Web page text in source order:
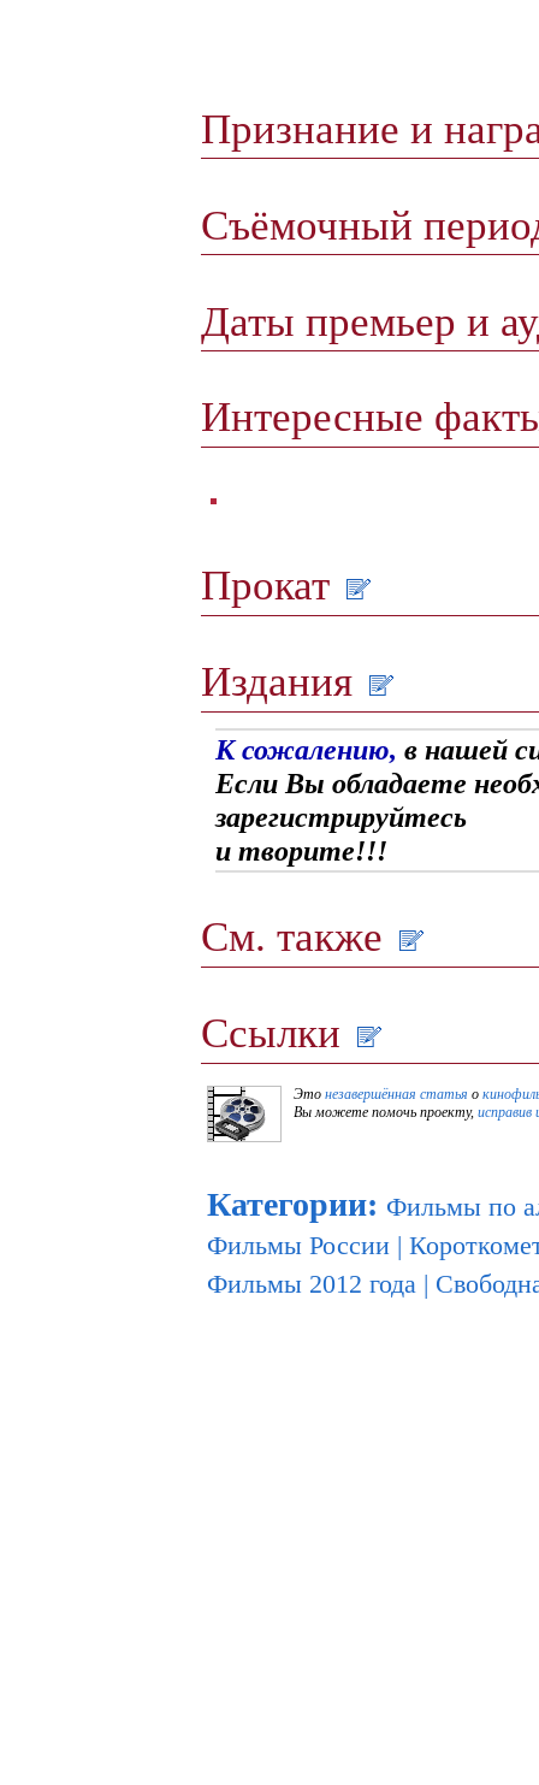
Признание и
Съёмочный
Даты премьер и
Интересные
Прокат
Издания
К сожалению, в нашей
Если Вы обладаете
зарегистрируйтесь
и творите!!!
См. также
Ссылки
Это незавершённая статья о
Вы можете помочь проекту, исправив
Категории: Фильмы по
Фильмы России |
Фильмы 2012 года |